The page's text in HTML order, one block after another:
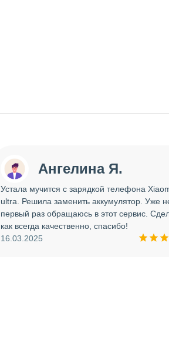
Ангелина Я.
Устала мучится с зарядкой телефона
ultra. Решила заменить аккумулятор. Уже
первый раз обращаюсь в этот сервис.
как всегда качественно, спасибо!
16.03.2025